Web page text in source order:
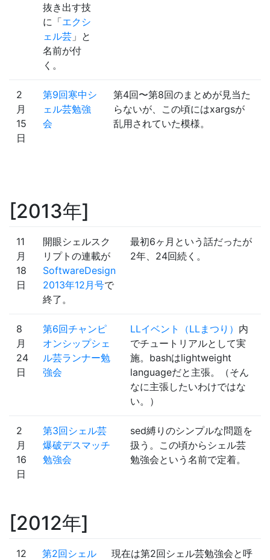
抜き出す技
に「エクシ
ェル芸 」と
名前が付
く。
2
月
15
日
第9回寒中シ
ェル芸勉強
会
第4回〜第8回のまとめが見当た
らないが、この頃にはxargsが
乱用されていた模様。
2013年
11
月
18
日
開眼シェルスク
リプトの連載が
SoftwareDesign
2013年12月号で
終了。
最初6ヶ月という話だったが
2年、24回続く。
8
月
24
日
第6回チャンピ
オンシップシェ
ル芸ランナー勉
強会
LLイベント（LLまつり） 内
でチュートリアルとして実
施。bashはlightweight
languageだと主張。（そん
なに主張したいわけではな
い。）
2
月
16
日
第3回シェル芸
爆破デスマッチ
勉強会
sed縛りのシンプルな問題を
扱う。この頃からシェル芸
勉強会という名前で定着。
2012年
12
第2回シェル
現在は第2回シェル芸勉強会と呼